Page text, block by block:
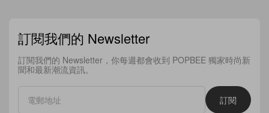
訂閱我們的 Newsletter
訂閱我們的 Newsletter，你每週都會收到 POPBEE 獨家時尚新
聞和最新潮流資訊。
訂閱